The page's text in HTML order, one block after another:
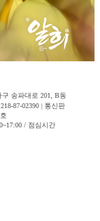
송파대로 201, B동
87-02390 | 통신판
/ 점심시간